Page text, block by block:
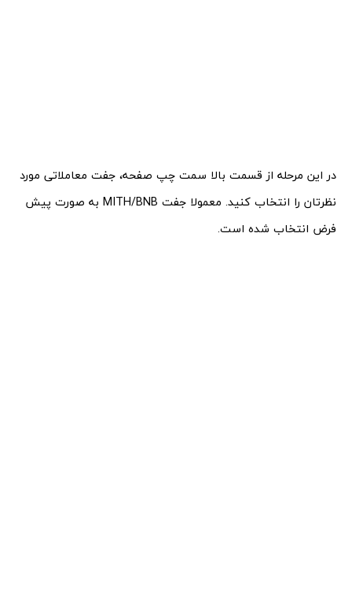
در این مرحله از قسمت بالا سمت چپ صفحه، جفت معاملاتی مورد
نظرتان را انتخاب کنید. معمولا جفت MITH/BNB به صورت پیش
فرض انتخاب شده است.